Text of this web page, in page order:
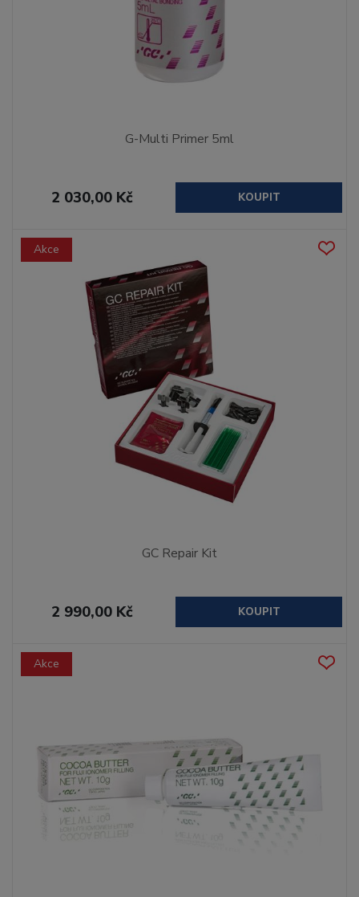
G-Multi Primer 5ml
2 030,00 Kč KOUPIT
Akce
GC Repair Kit
2 990,00 Kč KOUPIT
Akce